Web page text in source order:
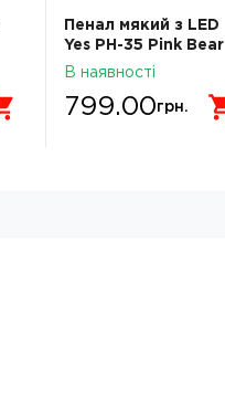
Пенал мякий з LED
Yes PH-35 Pink Bear
533777 533777
В наявності
799.00грн.